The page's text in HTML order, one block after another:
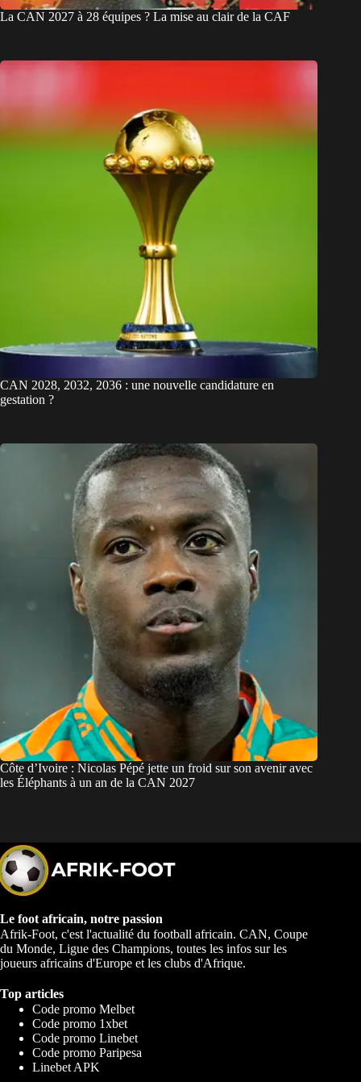
La CAN 2027 à 28 équipes ? La mise au clair de la CAF
CAN 2028, 2032, 2036 : une nouvelle candidature en
gestation ?
Côte d’Ivoire : Nicolas Pépé jette un froid sur son avenir avec
les Éléphants à un an de la CAN 2027
Le foot africain, notre passion
Afrik-Foot, c'est l'actualité du football africain. CAN, Coupe
du Monde, Ligue des Champions, toutes les infos sur les
joueurs africains d'Europe et les clubs d'Afrique.
Top articles
Code promo Melbet
Code promo 1xbet
Code promo Linebet
Code promo Paripesa
Linebet APK